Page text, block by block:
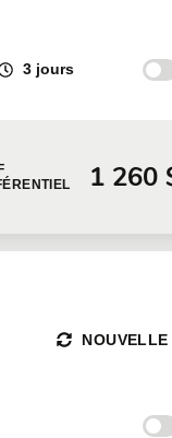
3 jours
1 260